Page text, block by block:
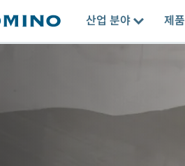
산업 분야 제